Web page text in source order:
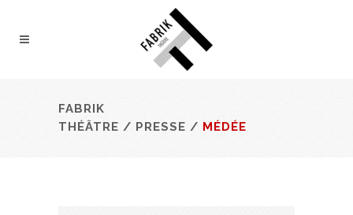
FABRIK
THÉÂTRE / PRESSE / MÉDÉE